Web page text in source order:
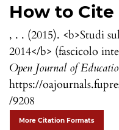
How to Cite
, . . (2015). <b>Studi
2014</b> (fascicolo
Open Journal of
https://
/9208
More Citation Formats